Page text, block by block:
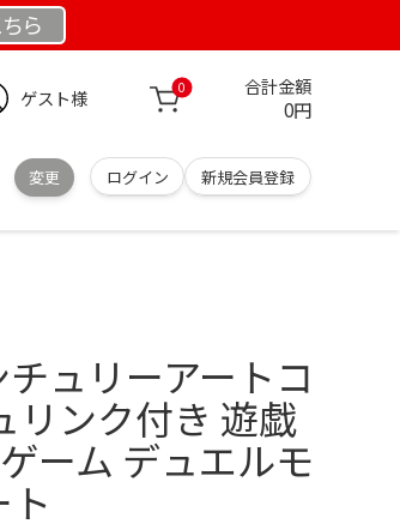
ら
ゲスト様 0 合計金額
0円
変更 ログイン 新規会員登録
ュリーアートコ
リンク付き 遊戯
ーム デュエルモ